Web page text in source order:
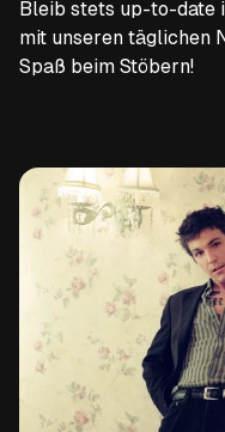
Bleib stets up-to-date
mit unseren täglichen
Spaß beim Stöbern!